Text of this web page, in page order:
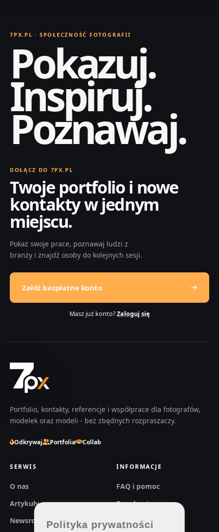
7PX.PL · SPOŁECZNOŚĆ FOTOGRAFII
Pokazuj.
Inspiruj.
Poznawaj.
DOŁĄCZ DO 7PX.PL
Twoje portfolio i nowe
kontakty w jednym
miejscu.
Pokaż swoje prace, poznawaj ludzi z
branży i znajdź osoby do kolejnych sesji.
Załóż bezpłatne konto
Masz już konto?Zaloguj się
Portfolio, kontakty, referencje i współprace dla fotografów,
modelek oraz modeli - bez zbędnych rozpraszaczy.
Odkrywaj Portfolia Collab
SERWIS
O nas
Artykuły
Newsroom
INFORMACJE
FAQ i pomoc
Regulaminy
Prywatność
Polityka prywatności